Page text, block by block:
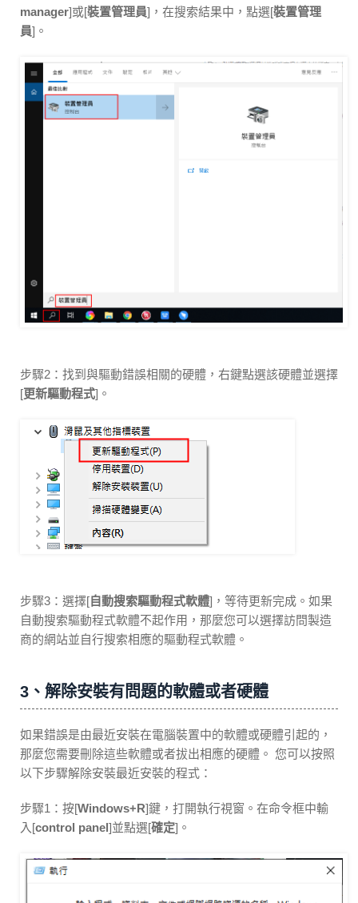
manager]或[裝置管理員]，在搜索結果中，點選[裝置管理
員]。
步驟2：找到與驅動錯誤相關的硬體，右鍵點選該硬體並選擇
[更新驅動程式]。
步驟3：選擇[自動搜索驅動程式軟體]，等待更新完成。如果
自動搜索驅動程式軟體不起作用，那麼您可以選擇訪問製造
商的網站並自行搜索相應的驅動程式軟體。
3、解除安裝有問題的軟體或者硬體
如果錯誤是由最近安裝在電腦裝置中的軟體或硬體引起的，
那麼您需要刪除這些軟體或者拔出相應的硬體。 您可以按照
以下步驟解除安裝最近安裝的程式：
步驟1：按[Windows+R]鍵，打開執行視窗。在命令框中輸
入[control panel]並點選[確定]。